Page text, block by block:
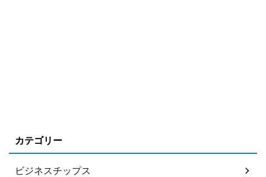
カテゴリー
ビジネスチップス